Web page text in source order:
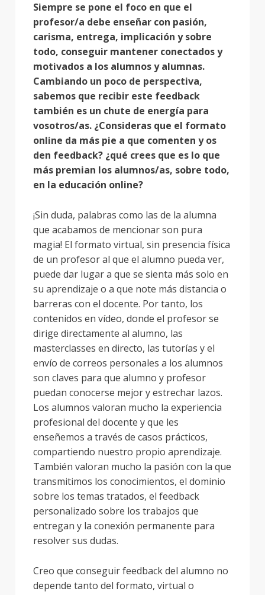
Siempre se pone el foco en que el
profesor/a debe enseñar con pasión,
carisma, entrega, implicación y sobre
todo, conseguir mantener conectados y
motivados a los alumnos y alumnas.
Cambiando un poco de perspectiva,
sabemos que recibir este feedback
también es un chute de energía para
vosotros/as. ¿Consideras que el formato
online da más pie a que comenten y os
den feedback? ¿qué crees que es lo que
más premian los alumnos/as, sobre todo,
en la educación online?
¡Sin duda, palabras como las de la alumna
que acabamos de mencionar son pura
magia! El formato virtual, sin presencia física
de un profesor al que el alumno pueda ver,
puede dar lugar a que se sienta más solo en
su aprendizaje o a que note más distancia o
barreras con el docente. Por tanto, los
contenidos en vídeo, donde el profesor se
dirige directamente al alumno, las
masterclasses en directo, las tutorías y el
envío de correos personales a los alumnos
son claves para que alumno y profesor
puedan conocerse mejor y estrechar lazos.
Los alumnos valoran mucho la experiencia
profesional del docente y que les
enseñemos a través de casos prácticos,
compartiendo nuestro propio aprendizaje.
También valoran mucho la pasión con la que
transmitimos los conocimientos, el dominio
sobre los temas tratados, el feedback
personalizado sobre los trabajos que
entregan y la conexión permanente para
resolver sus dudas.
Creo que conseguir feedback del alumno no
depende tanto del formato, virtual o